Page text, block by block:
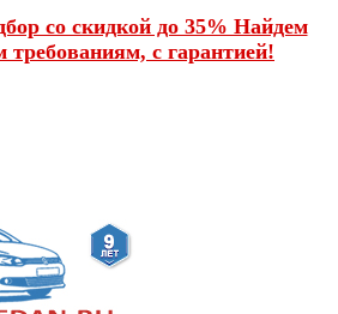
со скидкой до 35% Найдем
с гарантией!